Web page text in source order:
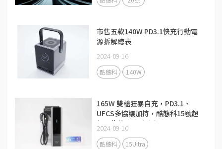
市售五款140W PD3.1快充行動電
源拆解總表
2024-09-16
酷態科 140W
165W 雙槍狂暴自充，PD3.1、
UFCS多協議加持，酷態科15號超
級電能柱Ultra評測
2024-09-10
酷態科 15Ultra